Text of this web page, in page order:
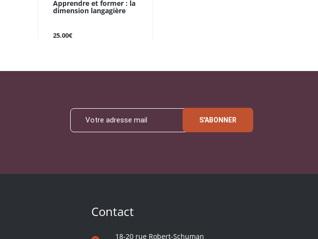
Apprendre et former : la
dimension langagière
25.00€
S'ABONNER
Contact
18-20 rue Robert-Schuman